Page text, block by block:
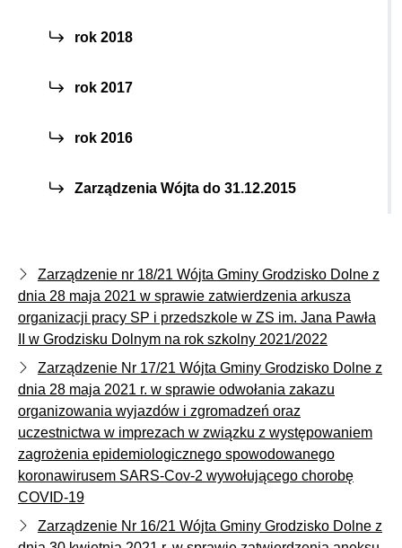
rok 2018
rok 2017
rok 2016
Zarządzenia Wójta do 31.12.2015
Zarządzenie nr 18/21 Wójta Gminy Grodzisko Dolne z
dnia 28 maja 2021 w sprawie zatwierdzenia arkusza
organizacji pracy SP i przedszkole w ZS im. Jana Pawła
II w Grodzisku Dolnym na rok szkolny 2021/2022
Zarządzenie Nr 17/21 Wójta Gminy Grodzisko Dolne z
dnia 28 maja 2021 r. w sprawie odwołania zakazu
organizowania wyjazdów i zgromadzeń oraz
uczestnictwa w imprezach w związku z występowaniem
zagrożenia epidemiologicznego spowodowanego
koronawirusem SARS-Cov-2 wywołującego chorobę
COVID-19
Zarządzenie Nr 16/21 Wójta Gminy Grodzisko Dolne z